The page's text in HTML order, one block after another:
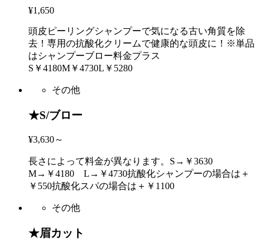
¥1,650
頭皮ピーリングシャンプーで気になる古い角質を除
去！専用の抗酸化クリームで健康的な頭皮に！※単品
はシャンプーブロー料金プラス
S￥4180M￥4730L￥5280
その他
★S/ブロー
¥3,630～
長さによって料金が異なります。S→￥3630
M→￥4180 L→￥4730抗酸化シャンプーの場合は＋
￥550抗酸化スパの場合は＋￥1100
その他
★眉カット